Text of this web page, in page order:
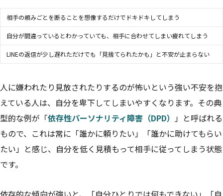
相手の頼みごとを断ることを想像するだけでドキドキしてしまう
自分が間違っているとわかっていても、相手に合わせてしまい疲れてしまう
LINEの返信が少し遅れただけでも「見捨てられたかも」と不安が止まらない
人に嫌われたり見放されたりするのが怖いという強い不安を抱
えている人は、自分を卑下してしまいやすくなります。その典
型的な例が「依存性パーソナリティ障害（DPD） 」と呼ばれる
もので、これは常に「誰かに頼りたい」「誰かに助けてもらい
たい」と感じ、自分を低く見積もって相手に従ってしまう状態
です。